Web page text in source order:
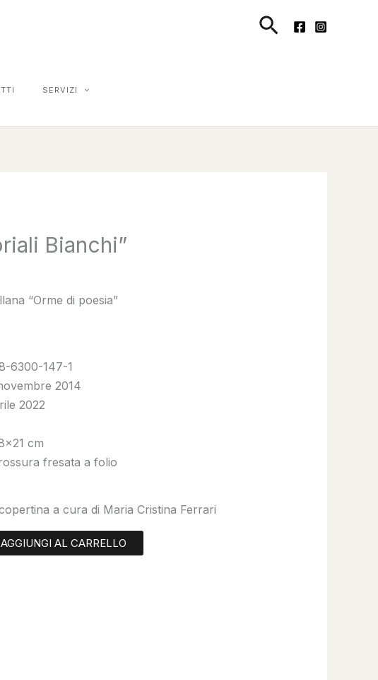
Cerca
SERVIZI
Bianchi”
“Orme di poesia”
6300-147-1
2014
2022
cm
fresata a folio
a cura di Maria Cristina Ferrari
AGGIUNGI AL CARRELLO